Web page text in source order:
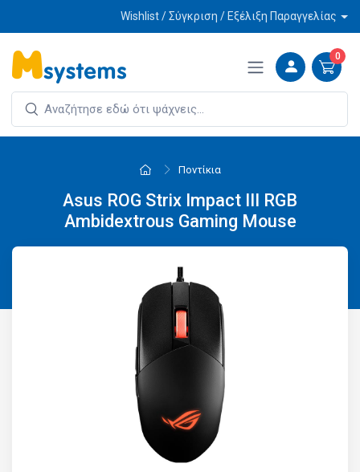
Wishlist / Σύγκριση / Εξέλιξη Παραγγελίας
0
Ποντίκια
Asus ROG Strix Impact III RGB
Ambidextrous Gaming Mouse